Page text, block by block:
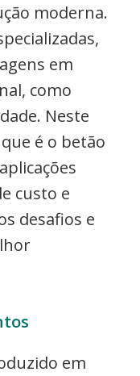
moderna.
em
como
Neste
é o betão
custo e
desafios e
em